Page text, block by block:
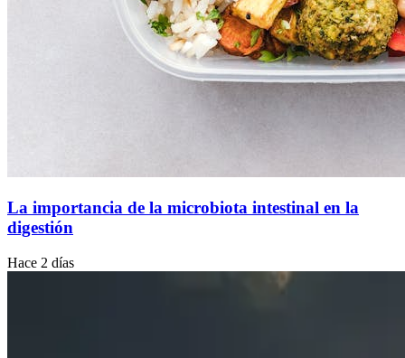
La importancia de la microbiota intestinal en la
digestión
Hace 2 días